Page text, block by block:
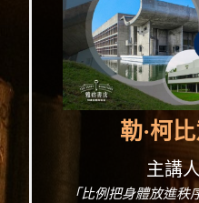
勒·柯
主講
「比例把身體放進秩